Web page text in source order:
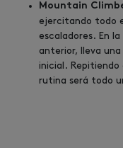
Mountain
ejercitando todo
escaladores. En
anterior, lleva una
inicial. Repitiendo
rutina será todo